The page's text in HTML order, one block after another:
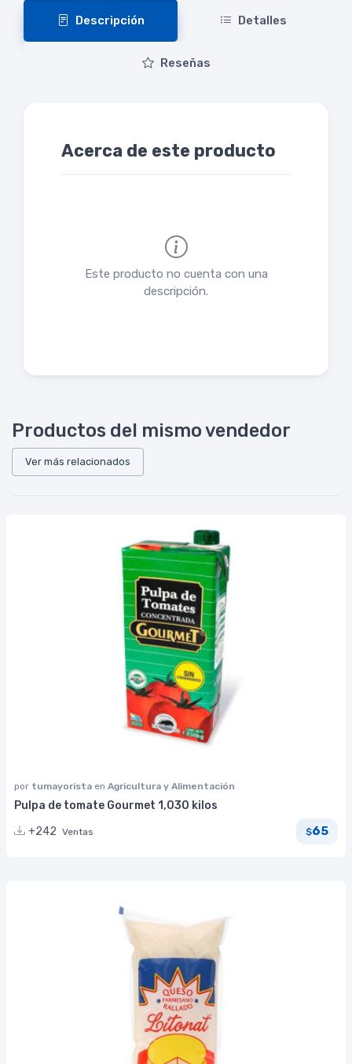
Descripción Detalles
Reseñas
Acerca de este producto
Este producto no cuenta con una
descripción.
Productos del mismo vendedor
Ver más relacionados
por tumayorista en Agricultura y Alimentación
Pulpa de tomate Gourmet 1,030 kilos
+242 Ventas $65